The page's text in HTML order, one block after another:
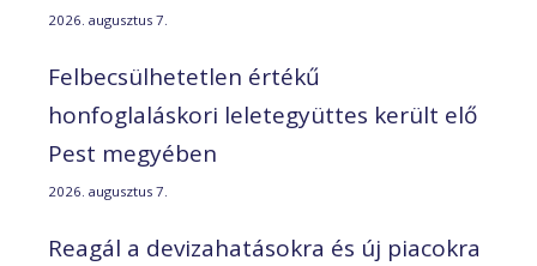
2026. augusztus 7.
Felbecsülhetetlen értékű
honfoglaláskori leletegyüttes került elő
Pest megyében
2026. augusztus 7.
Reagál a devizahatásokra és új piacokra